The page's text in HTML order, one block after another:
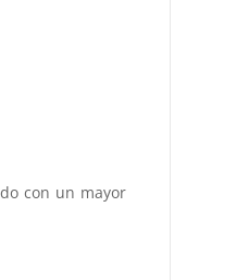
con un mayor